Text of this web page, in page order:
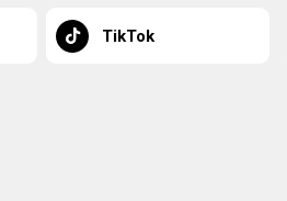
TikTok